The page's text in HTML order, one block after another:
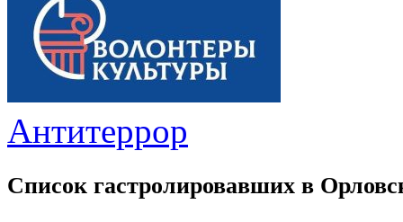
Антитеррор
Список гастролировавших в